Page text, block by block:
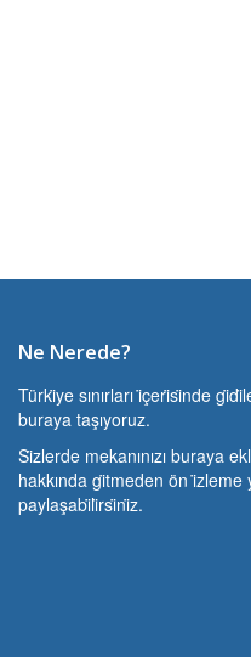
Ne Nerede?
Türki̇ye sınırları i̇çeri̇si̇nde
buraya taşıyoruz.
Si̇zlerde mekanınızı buraya
hakkında gi̇tmeden ön
paylaşabi̇li̇rsi̇ni̇z.